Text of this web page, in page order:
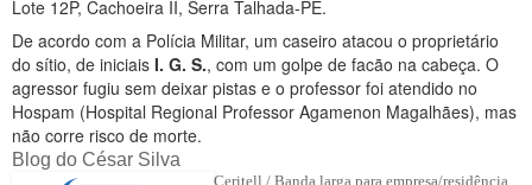
Lote 12P, Cachoeira II, Serra Talhada-PE.
De acordo com a Polícia Militar, um caseiro atacou o proprietário
do sítio, de iniciais I. G. S., com um golpe de facão na cabeça. O
agressor fugiu sem deixar pistas e o professor foi atendido no
Hospam (Hospital Regional Professor Agamenon Magalhães), mas
não corre risco de morte.
Blog do César Silva
Ceritell / Banda larga para empresa/residência